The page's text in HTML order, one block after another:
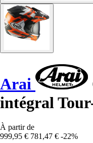
Arai
intégral
À partir de
999,95 € 781,47 € -22%